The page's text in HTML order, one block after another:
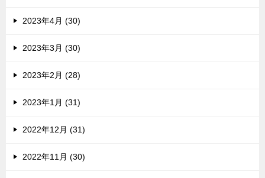
2023年4月 (30)
2023年3月 (30)
2023年2月 (28)
2023年1月 (31)
2022年12月 (31)
2022年11月 (30)